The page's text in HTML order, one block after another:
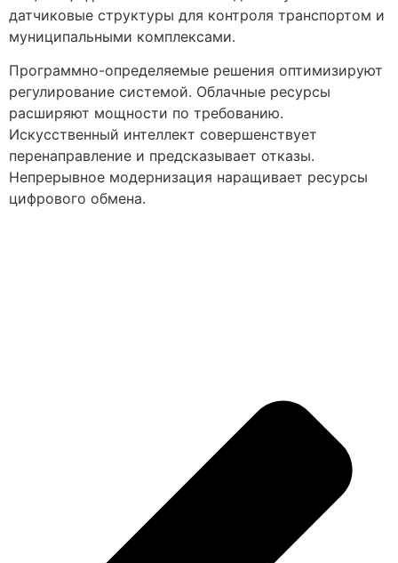
датчиковые структуры для контроля транспортом и
муниципальными комплексами.
Программно-определяемые решения оптимизируют
регулирование системой. Облачные ресурсы
расширяют мощности по требованию.
Искусственный интеллект совершенствует
перенаправление и предсказывает отказы.
Непрерывное модернизация наращивает ресурсы
цифрового обмена.